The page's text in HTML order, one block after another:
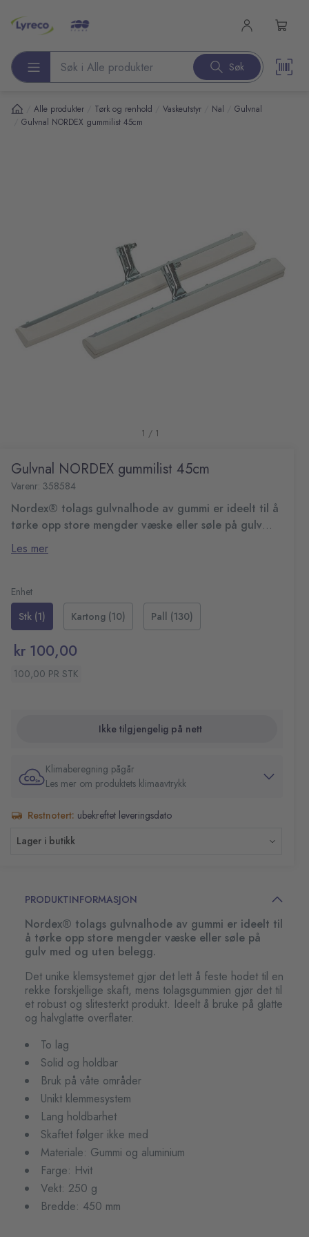
Søk etter produkter Søk
Alle produkter Tørk og renhold Vaskeutstyr Nal Gulvnal
Gulvnal NORDEX gummilist 45cm
1 / 1
Gulvnal NORDEX gummilist 45cm
Varenr: 358584
Nordex® tolags gulvnalhode av gummi er ideelt til å
tørke opp store mengder væske eller søle på gulv
med og uten belegg.
Det unike klemsystemet gjør det lett å feste hodet til en
rekke forskjellige skaft, mens tolagsgummien gjør det til et
halvglatte overflater.
Bruk på våte områder
Unikt klemmesystem
Skaftet følger ikke med
Materiale: Gummi og aluminium
Bredde: 450 mm
Les mer
Enhet
Stk (1)
Kartong (10) Pall (130)
kr 100,00
100,00 PR STK
Ikke tilgjengelig på nett
Klimaberegning pågår
Les mer om produktets klimaavtrykk
Restnotert: ubekreftet leveringsdato
Lager i butikk
PRODUKTINFORMASJON
Nordex® tolags gulvnalhode av gummi er ideelt til
å tørke opp store mengder væske eller søle på
gulv med og uten belegg.
Det unike klemsystemet gjør det lett å feste hodet til en
rekke forskjellige skaft, mens tolagsgummien gjør det til
et robust og slitesterkt produkt. Ideelt å bruke på glatte
og halvglatte overflater.
To lag
Solid og holdbar
Bruk på våte områder
Unikt klemmesystem
Lang holdbarhet
Skaftet følger ikke med
Materiale: Gummi og aluminium
Farge: Hvit
Vekt: 250 g
Bredde: 450 mm